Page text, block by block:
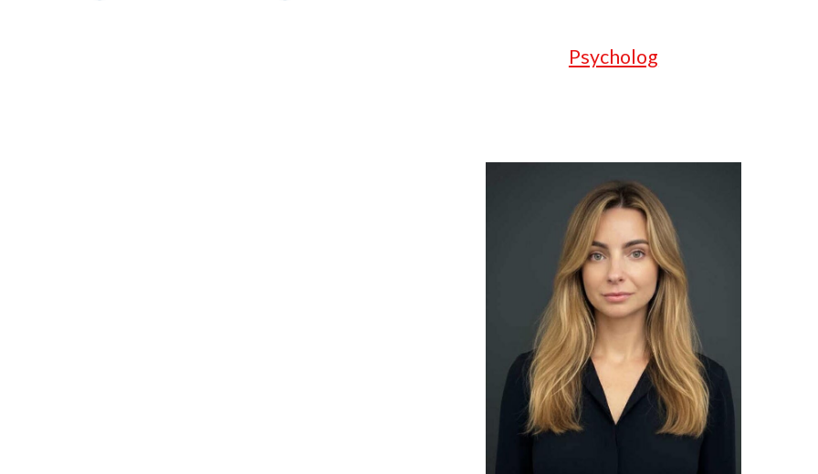
Psycholog